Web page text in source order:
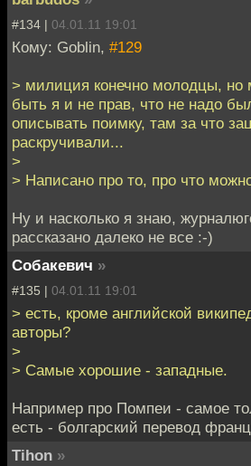
#134 | 04.01.11 19:01
Кому: Goblin, #129
> милиция конечно молодцы, но
быть я и не прав, что не надо
описывать поимку, там за что
раскручивали...
>
> Написано про то, про что
Ну и насколько я знаю,
рассказано далеко не все :-)
Собакевич »
#135 | 04.01.11 19:01
> есть, кроме английской
авторы?
>
> Самые хорошие - западные.
Например про Помпеи - самое
есть - болгарский перевод
Tihon »